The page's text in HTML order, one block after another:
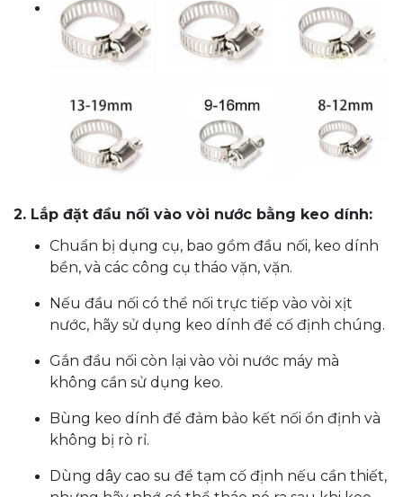
2. Lắp đặt đầu nối vào vòi nước bằng keo dính:
Chuẩn bị dụng cụ, bao gồm đầu nối, keo dính
bền, và các công cụ tháo vặn, vặn.
Nếu đầu nối có thể nối trực tiếp vào vòi xịt
nước, hãy sử dụng keo dính để cố định chúng.
Gắn đầu nối còn lại vào vòi nước máy mà
không cần sử dụng keo.
Bùng keo dính để đảm bảo kết nối ổn định và
không bị rò rỉ.
Dùng dây cao su để tạm cố định nếu cần thiết,